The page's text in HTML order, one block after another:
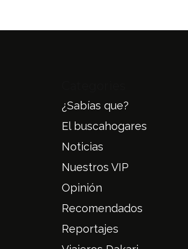
¿Sabías que?
El buscahogares
Noticias
Nuestros VIP
Opinión
Recomendados
Reportajes